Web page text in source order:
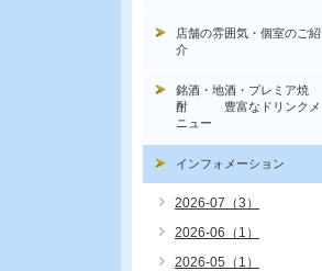
店舗の雰囲気・個室のご紹
介
銘酒・地酒・プレミア焼
酎 豊富なドリンクメ
ニュー
インフォメーション
2026-07（3）
2026-06（1）
2026-05（1）